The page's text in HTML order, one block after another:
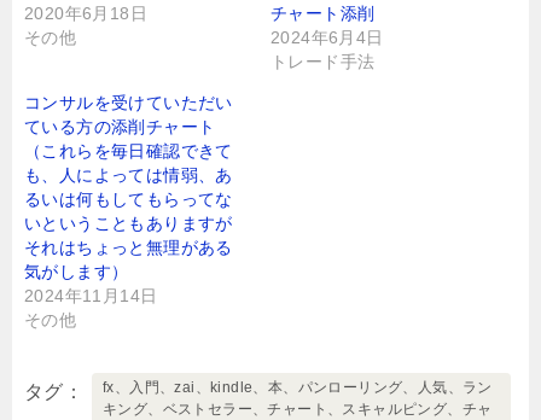
2020年6月18日
その他
チャート添削
2024年6月4日
トレード手法
コンサルを受けていただい
ている方の添削チャート
（これらを毎日確認できて
も、人によっては情弱、あ
るいは何もしてもらってな
いということもありますが
それはちょっと無理がある
気がします）
2024年11月14日
その他
タグ
fx、入門、zai、kindle、本、パンローリング、人気、ラン
キング、ベストセラー、チャート、スキャルピング、チャ